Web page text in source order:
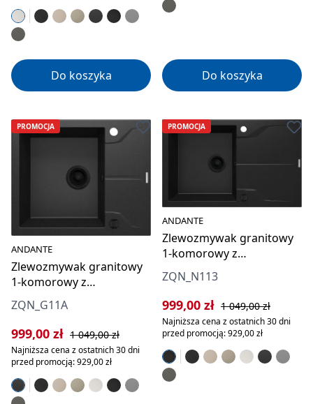
Do koszyka Do koszyka
PROMOCJA
ANDANTE
Zlewozmywak granitowy
1-komorowy z
ociekaczem
ZQN_G11A
Cena sprzedaży:
999,00 zł Cena regularna:
1 049,00 zł
Najniższa cena z ostatnich 30 dni
przed promocją: 929,00 zł
PROMOCJA
ANDANTE
Zlewozmywak granitowy
1-komorowy z
ociekaczem
ZQN_N113
Cena sprzedaży:
999,00 zł Cena regularna:
1 049,00 zł
Najniższa cena z ostatnich 30 dni
przed promocją: 929,00 zł